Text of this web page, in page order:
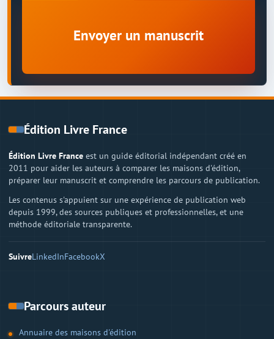
Envoyer un manuscrit
Édition Livre France
Édition Livre France est un guide éditorial indépendant créé en
2011 pour aider les auteurs à comparer les maisons d'édition,
préparer leur manuscrit et comprendre les parcours de publication.
Les contenus s'appuient sur une expérience de publication web
depuis 1999, des sources publiques et professionnelles, et une
méthode éditoriale transparente.
SuivreLinkedInFacebookX
Parcours auteur
Annuaire des maisons d'édition